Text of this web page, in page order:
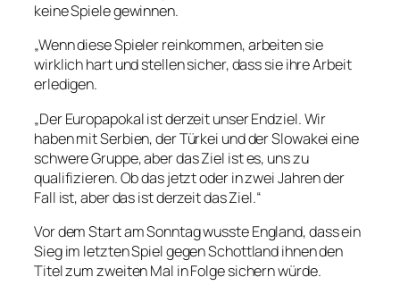
keine Spiele gewinnen.
„Wenn diese Spieler reinkommen, arbeiten sie
wirklich hart und stellen sicher, dass sie ihre Arbeit
erledigen.
„Der Europapokal ist derzeit unser Endziel. Wir
haben mit Serbien, der Türkei und der Slowakei eine
schwere Gruppe, aber das Ziel ist es, uns zu
qualifizieren. Ob das jetzt oder in zwei Jahren der
Fall ist, aber das ist derzeit das Ziel.“
Vor dem Start am Sonntag wusste England, dass ein
Sieg im letzten Spiel gegen Schottland ihnen den
Titel zum zweiten Mal in Folge sichern würde.